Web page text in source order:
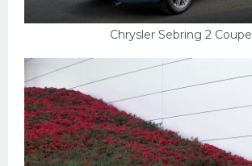
Chrysler Sebring 2 Coupe